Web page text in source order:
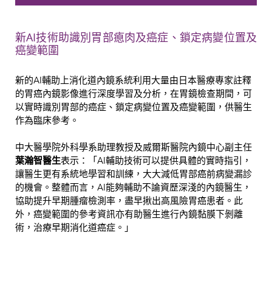
新AI技術助識別胃部瘜肉及癌症、鎖定病變位置及
癌變範圍
新的AI輔助上消化道內鏡系統利用大量由日本醫療專家註釋
的胃癌內鏡影像進行深度學習及分析，在胃鏡檢查期間，可
以實時識別胃部的癌症、鎖定病變位置及癌變範圍，供醫生
作為臨床參考。
中大醫學院外科學系助理教授及威爾斯醫院內鏡中心副主任
葉瀚智醫生表示：「AI輔助技術可以提供具體的實時指引，
讓醫生更有系統地學習和訓練，大大減低胃部癌前病變漏診
的機會。整體而言，AI能夠輔助不論資歷深淺的內鏡醫生，
協助提升早期腫瘤檢測率，盡早揪出高風險胃癌患者。此
外，癌變範圍的參考資訊亦有助醫生進行內鏡黏膜下剝離
術，治療早期消化道癌症。」